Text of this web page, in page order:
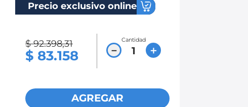
Precio exclusivo online
$ 92.398,31
$ 83.158
Cantidad
＋
－
AGREGAR